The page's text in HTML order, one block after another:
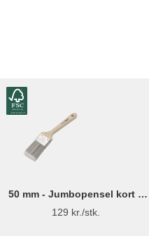
50 mm - Jumbopensel kort –
Flügger Pro Series
129 kr./stk.